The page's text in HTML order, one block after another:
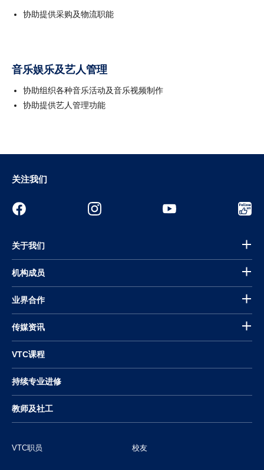
协助提供采购及物流职能
音乐娱乐及艺人管理
协助组织各种音乐活动及音乐视频制作
协助提供艺人管理功能
关注我们
关于我们
机构成员
业界合作
传媒资讯
VTC课程
持续专业进修
教师及社工
VTC职员 校友